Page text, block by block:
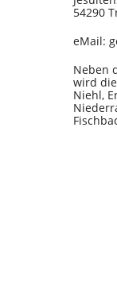
54290
eMail:
Neben
wird
Niehl,